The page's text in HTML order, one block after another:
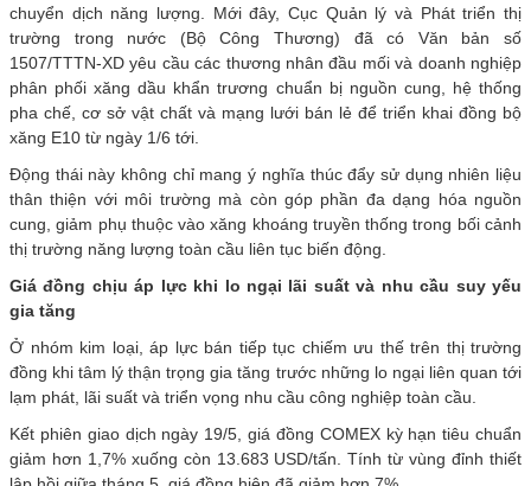
chuyển dịch năng lượng. Mới đây, Cục Quản lý và Phát triển thị
trường trong nước (Bộ Công Thương) đã có Văn bản số
1507/TTTN-XD yêu cầu các thương nhân đầu mối và doanh nghiệp
phân phối xăng dầu khẩn trương chuẩn bị nguồn cung, hệ thống
pha chế, cơ sở vật chất và mạng lưới bán lẻ để triển khai đồng bộ
xăng E10 từ ngày 1/6 tới.
Động thái này không chỉ mang ý nghĩa thúc đẩy sử dụng nhiên liệu
thân thiện với môi trường mà còn góp phần đa dạng hóa nguồn
cung, giảm phụ thuộc vào xăng khoáng truyền thống trong bối cảnh
thị trường năng lượng toàn cầu liên tục biến động.
Giá đồng chịu áp lực khi lo ngại lãi suất và nhu cầu suy yếu
gia tăng
Ở nhóm kim loại, áp lực bán tiếp tục chiếm ưu thế trên thị trường
đồng khi tâm lý thận trọng gia tăng trước những lo ngại liên quan tới
lạm phát, lãi suất và triển vọng nhu cầu công nghiệp toàn cầu.
Kết phiên giao dịch ngày 19/5, giá đồng COMEX kỳ hạn tiêu chuẩn
giảm hơn 1,7% xuống còn 13.683 USD/tấn. Tính từ vùng đỉnh thiết